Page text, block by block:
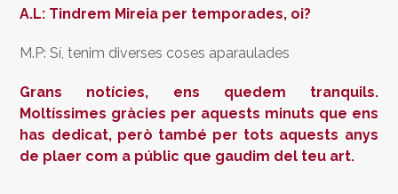
A.L: Tindrem Mireia per temporades, oi?
M.P: Sí, tenim diverses coses aparaulades
Grans notícies, ens quedem tranquils.
Moltíssimes gràcies per aquests minuts que ens
has dedicat, però també per tots aquests anys
de plaer com a públic que gaudim del teu art.